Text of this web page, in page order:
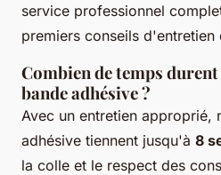
service professionnel
premiers conseils d'entretien
Combien de temps
bande adhésive ?
Avec un entretien approprié,
adhésive tiennent jusqu'à 8
la colle et le respect des